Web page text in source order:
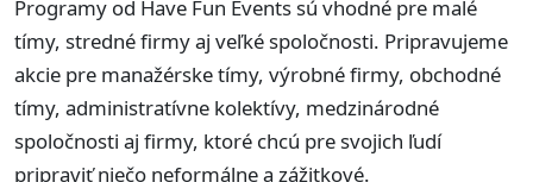
Programy od Have Fun Events sú vhodné pre malé
tímy, stredné firmy aj veľké spoločnosti. Pripravujeme
akcie pre manažérske tímy, výrobné firmy, obchodné
tímy, administratívne kolektívy, medzinárodné
spoločnosti aj firmy, ktoré chcú pre svojich ľudí
pripraviť niečo neformálne a zážitkové.